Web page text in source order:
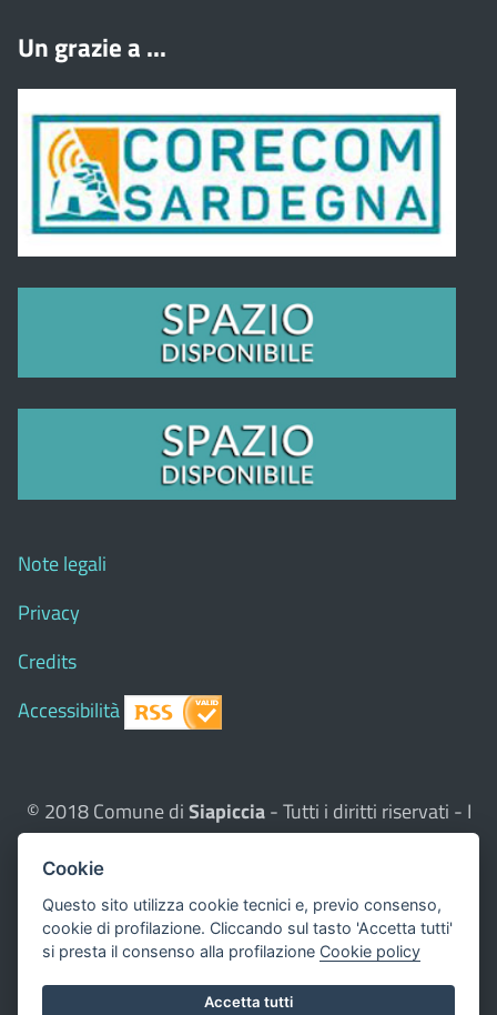
Un grazie a ...
Note legali
Privacy
Credits
Accessibilità
© 2018 Comune diSiapiccia- Tutti i diritti riservati - I
contenuti del sito, testi e immagini sono di proprietà
del Comune - CMS:
Questo sito utilizza, nella versione per UTENTI CON
DISLESSIA,Biancoenero ®, una font italiana ad Alta
Leggibilità.
Valuta questo sito
Cookie
Questo sito utilizza cookie tecnici e, previo consenso,
cookie di profilazione. Cliccando sul tasto 'Accetta tutti'
si presta il consenso alla profilazione Cookie policy
Accetta tutti